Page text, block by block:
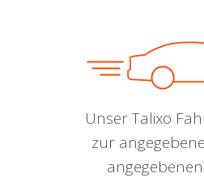
Unser Talixo
zur